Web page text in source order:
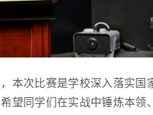
本次比赛是学校深入落实国
望同学们在实战中锤炼本领